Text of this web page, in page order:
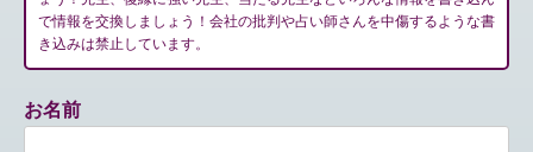
で情報を交換しましょう！会社の批判や占い師さんを中傷するような書
き込みは禁止しています。
お名前